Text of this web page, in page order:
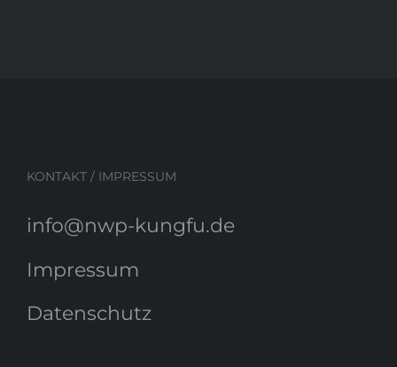
KONTAKT / IMPRESSUM
info@nwp-kungfu.de
Impressum
Datenschutz